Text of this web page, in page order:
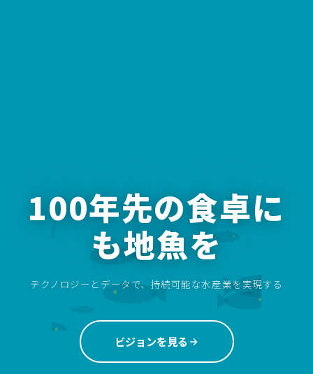
100年先の食卓に
も地魚を
テクノロジーとデータで、持続可能な水産業を実現する
ビジョンを見る